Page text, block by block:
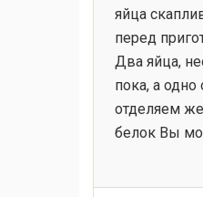
яйца
перед
Два яйца,
пока, а
отделяем
белок Вы